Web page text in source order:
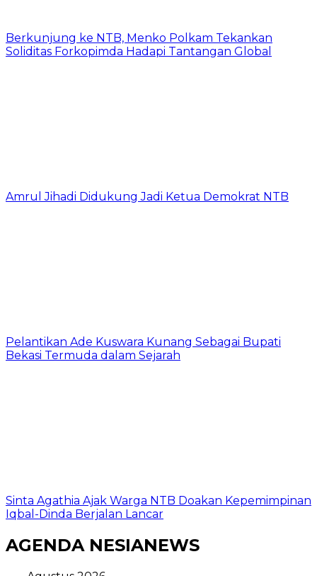
Berkunjung ke NTB, Menko Polkam Tekankan
Soliditas Forkopimda Hadapi Tantangan Global
Amrul Jihadi Didukung Jadi Ketua Demokrat NTB
Pelantikan Ade Kuswara Kunang Sebagai Bupati
Bekasi Termuda dalam Sejarah
Sinta Agathia Ajak Warga NTB Doakan Kepemimpinan
Iqbal-Dinda Berjalan Lancar
AGENDA NESIANEWS